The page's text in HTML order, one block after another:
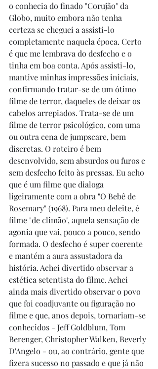
o conhecia do finado "Corujão" da
Globo, muito embora não tenha
certeza se cheguei a assisti-lo
completamente naquela época. Certo
é que me lembrava do desfecho e o
tinha em boa conta. Após assisti-lo,
mantive minhas impressões iniciais,
confirmando tratar-se de um ótimo
filme de terror, daqueles de deixar os
cabelos arrepiados. Trata-se de um
filme de terror psicológico, com uma
ou outra cena de jumpscare, bem
discretas. O roteiro é bem
desenvolvido, sem absurdos ou furos e
sem desfecho feito às pressas. Eu acho
que é um filme que dialoga
ligeiramente com a obra "O Bebê de
Rosemary" (1968). Para meu deleite, é
filme "de climão", aquela sensação de
agonia que vai, pouco a pouco, sendo
formada. O desfecho é super coerente
e mantém a aura assustadora da
história. Achei divertido observar a
estética setentista do filme. Achei
ainda mais divertido observar o povo
que foi coadjuvante ou figuração no
filme e que, anos depois, tornariam-se
conhecidos - Jeff Goldblum, Tom
Berenger, Christopher Walken, Beverly
D'Angelo - ou, ao contrário, gente que
fizera sucesso no passado e que já não